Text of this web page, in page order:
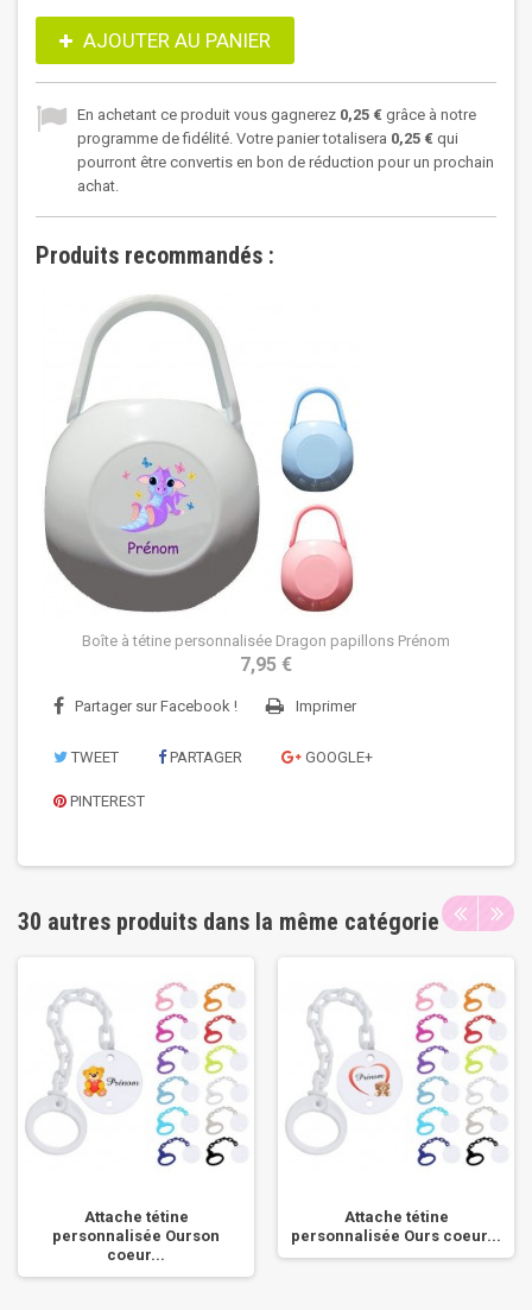
AJOUTER AU PANIER
En achetant ce produit vous gagnerez 0,25 € grâce à notre
programme de fidélité. Votre panier totalisera 0,25 € qui
pourront être convertis en bon de réduction pour un prochain
achat.
Produits recommandés :
Boîte à tétine personnalisée Dragon papillons Prénom
7,95 €
Partager sur Facebook ! Imprimer
TWEET PARTAGER GOOGLE+
PINTEREST
30 autres produits dans la même catégorie
Attache tétine
personnalisée Ourson
coeur...
Attache tétine
personnalisée Ours coeur...